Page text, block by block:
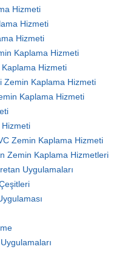
Hizmeti
Hizmeti
Hizmeti
Kaplama Hizmeti
Hizmeti
Zemin Kaplama Hizmeti
Kaplama Hizmeti
Zemin Kaplama Hizmeti
Zemin Kaplama Hizmetleri
Uygulamaları